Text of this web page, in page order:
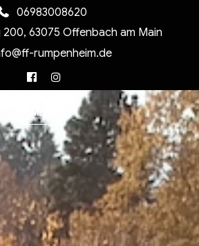
06983008620
200, 63075 Offenbach am Main
rumpenheim.de
Facebook
MENU